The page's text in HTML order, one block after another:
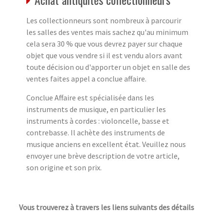
Les collectionneurs sont nombreux à parcourir
les salles des ventes mais sachez qu'au minimum
cela sera 30 % que vous devrez payer sur chaque
objet que vous vendre si il est vendu alors avant
toute décision ou d'apporter un objet en salle des
ventes faites appel a conclue affaire.
Conclue Affaire est spécialisée dans les
instruments de musique, en particulier les
instruments à cordes : violoncelle, basse et
contrebasse. Il achète des instruments de
musique anciens en excellent état. Veuillez nous
envoyer une brève description de votre article,
son origine et son prix.
Vous trouverez à travers les liens suivants des détails